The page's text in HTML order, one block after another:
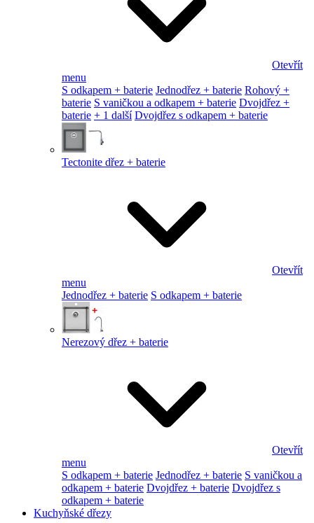
Otevřít
menu
S odkapem + baterie Jednodřez + baterie Rohový +
baterie S vaničkou a odkapem + baterie Dvojdřez +
baterie + 1 další Dvojdřez s odkapem + baterie
Tectonite dřez + baterie
Otevřít
menu
Jednodřez + baterie S odkapem + baterie
Nerezový dřez + baterie
Otevřít
menu
S odkapem + baterie Jednodřez + baterie S vaničkou a
odkapem + baterie Dvojdřez + baterie Dvojdřez s
odkapem + baterie
Kuchyňské dřezy